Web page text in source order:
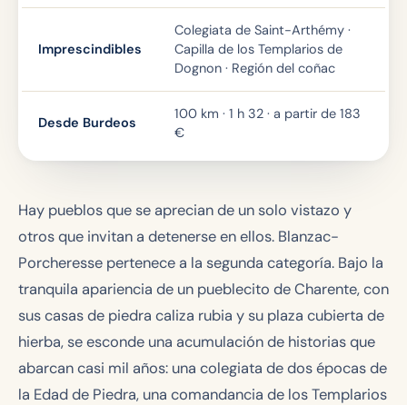
Imprescindibles
Colegiata de Saint-Arthémy ·
Capilla de los Templarios de
Dognon · Región del coñac
Desde Burdeos
100 km · 1 h 32 · a partir de 183
€
Hay pueblos que se aprecian de un solo vistazo y
otros que invitan a detenerse en ellos. Blanzac-
Porcheresse pertenece a la segunda categoría. Bajo la
tranquila apariencia de un pueblecito de Charente, con
sus casas de piedra caliza rubia y su plaza cubierta de
hierba, se esconde una acumulación de historias que
abarcan casi mil años: una colegiata de dos épocas de
la Edad de Piedra, una comandancia de los Templarios